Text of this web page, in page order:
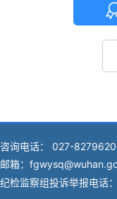
咨询电话： 027-
邮箱：
纪检监察组投诉举报电